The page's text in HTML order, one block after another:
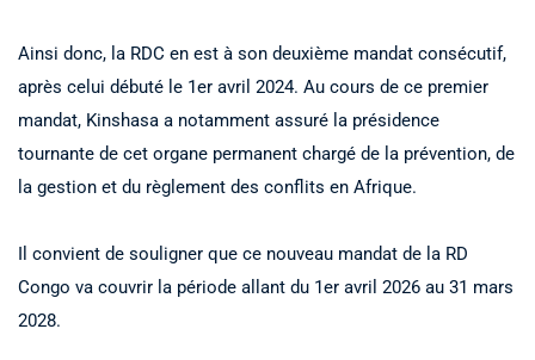
Ainsi donc, la RDC en est à son deuxième mandat consécutif,
après celui débuté le 1er avril 2024. Au cours de ce premier
mandat, Kinshasa a notamment assuré la présidence
tournante de cet organe permanent chargé de la prévention, de
la gestion et du règlement des conflits en Afrique.
Il convient de souligner que ce nouveau mandat de la RD
Congo va couvrir la période allant du 1er avril 2026 au 31 mars
2028.